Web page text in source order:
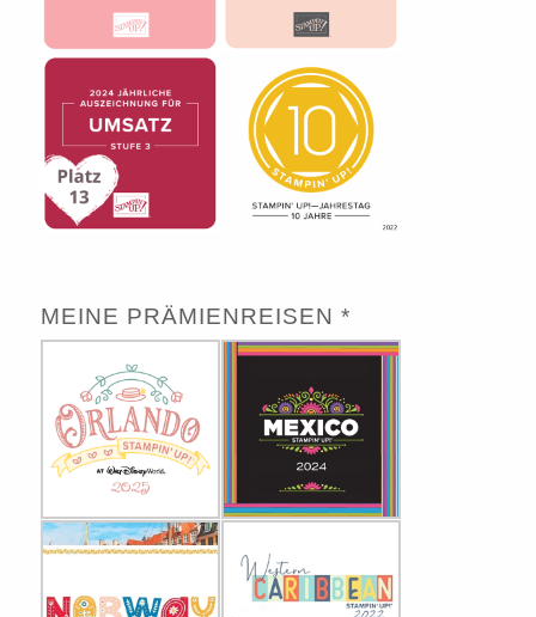
MEINE PRÄMIENREISEN *